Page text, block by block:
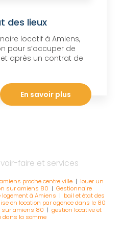
des lieux
locatif à Amiens,
pour s’occuper de
après un contrat de
En savoir plus
faire et services
proche centre ville| louer un
sur amiens 80 | Gestionnaire
à Amiens | bail et état des
en location par agence dans le 80
sur amiens 80 | gestion locative et
dans la somme